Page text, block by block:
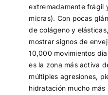
extremadamente frágil
micras). Con pocas
de colágeno y
mostrar signos de
10,000 movimientos
es la zona más activa
múltiples agresiones,
hidratación mucho